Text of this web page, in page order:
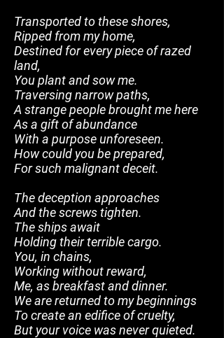
Transported to these shores,
Ripped from my home,
Destined for every piece of razed
land,
You plant and sow me.
Traversing narrow paths,
A strange people brought me here
As a gift of abundance
With a purpose unforeseen.
How could you be prepared,
For such malignant deceit.
The deception approaches
And the screws tighten.
The ships await
Holding their terrible cargo.
You, in chains,
Working without reward,
Me, as breakfast and dinner.
We are returned to my beginnings
To create an edifice of cruelty,
But your voice was never quieted.